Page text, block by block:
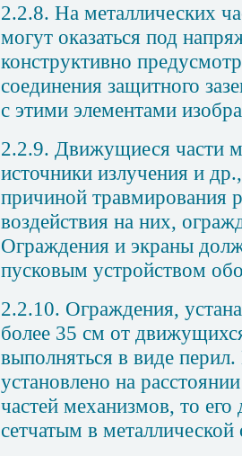
2.2.8. На металлических
могут оказаться под
конструктивно
соединения защитного
с этими элементами
2.2.9. Движущиеся части
источники излучения и
причиной травмирования
воздействия на них,
Ограждения и экраны
пусковым устройством
2.2.10. Ограждения,
более 35 см от
выполняться в виде
установлено на
частей механизмов, то
сетчатым в металлической